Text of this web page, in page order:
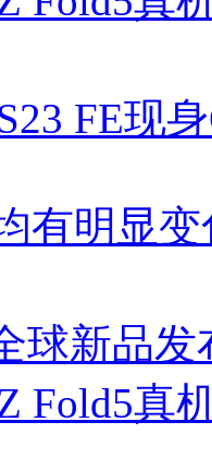
FE现
有明显
球新品
Fold5真